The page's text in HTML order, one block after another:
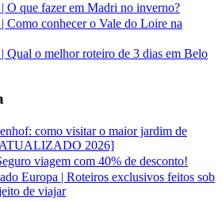
O que fazer em Madri no inverno?
Como conhecer o Vale do Loire na
Qual o melhor roteiro de 3 dias em Belo
como visitar o maior jardim de
2026]
viagem com 40% de desconto!
Europa | Roteiros exclusivos feitos sob
de viajar